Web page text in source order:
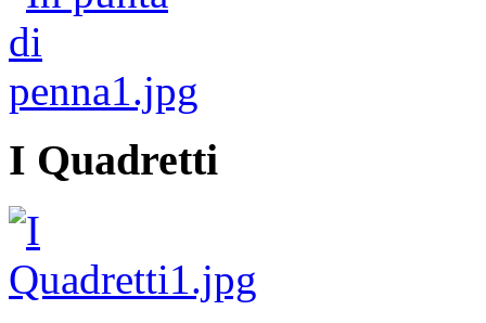
I Quadretti